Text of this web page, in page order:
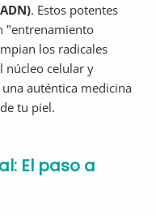
. Estos potentes
"entrenamiento
los radicales
núcleo celular y
auténtica medicina
tu piel.
El paso a